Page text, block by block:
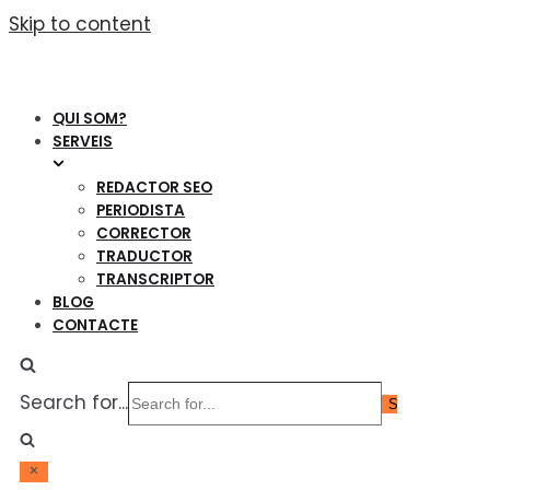
Skip to content
QUI SOM?
SERVEIS
REDACTOR SEO
PERIODISTA
CORRECTOR
TRADUCTOR
TRANSCRIPTOR
BLOG
CONTACTE
Search for...